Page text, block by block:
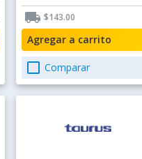
local_shipping $143.00
Agregar a carrito
check_box_outline_blank Comparar